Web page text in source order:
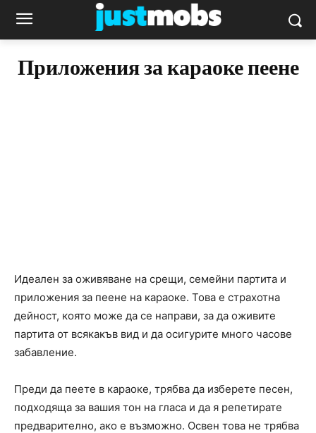
Приложения за караоке пеене
Идеален за оживяване на срещи, семейни партита и
приложения за пеене на караоке. Това е страхотна
дейност, която може да се направи, за да оживите
партита от всякакъв вид и да осигурите много часове
забавление.
Преди да пеете в караоке, трябва да изберете песен,
подходяща за вашия тон на гласа и да я репетирате
предварително, ако е възможно. Освен това не трябва